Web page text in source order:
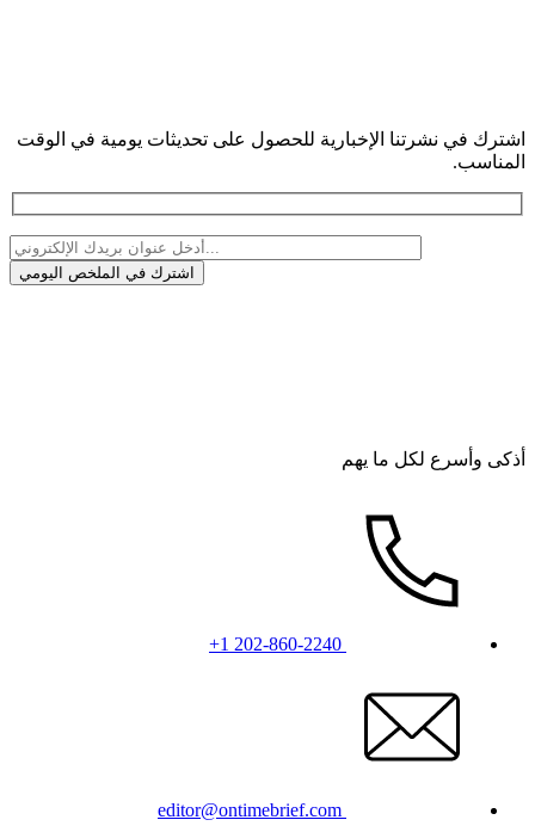
اشترك في نشرتنا الإخبارية للحصول على تحديثات يومية في الوقت
المناسب.
أذكى وأسرع لكل ما يهم
+1 202-860-2240
editor@ontimebrief.com